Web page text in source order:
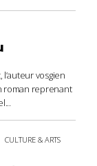
vosgien
roman reprenant
CULTURE & ARTS